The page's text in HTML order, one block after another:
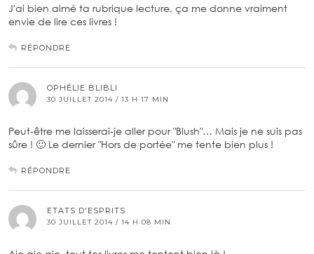
J'ai bien aimé ta rubrique lecture, ça me donne vraiment
envie de lire ces livres !
RÉPONDRE
OPHÉLIE BLIBLI
30 JUILLET 2014 / 13 H 17 MIN
Peut-être me laisserai-je aller pour "Blush"… Mais je ne suis pas
sûre ! 🙂 Le dernier "Hors de portée" me tente bien plus !
RÉPONDRE
ETATS D'ESPRITS
30 JUILLET 2014 / 14 H 08 MIN